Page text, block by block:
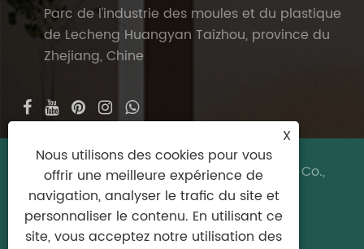
Parc de l'industrie des moules et du plastique
de Lecheng Huangyan Taizhou, province du
Zhejiang, Chine
Copyright © 2024 Taizhou DeDeer Plastic Co.,
Ltd. Tous droits réservés.
Links|Sitemap |RSS|XML|politique de
X
Nous utilisons des cookies pour vous
offrir une meilleure expérience de
navigation, analyser le trafic du site et
personnaliser le contenu. En utilisant ce
site, vous acceptez notre utilisation des